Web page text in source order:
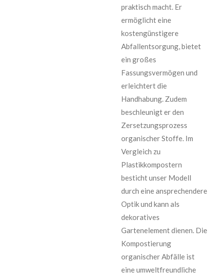
praktisch macht. Er
ermöglicht eine
kostengünstigere
Abfallentsorgung, bietet
ein großes
Fassungsvermögen und
erleichtert die
Handhabung. Zudem
beschleunigt er den
Zersetzungsprozess
organischer Stoffe. Im
Vergleich zu
Plastikkompostern
besticht unser Modell
durch eine ansprechendere
Optik und kann als
dekoratives
Gartenelement dienen. Die
Kompostierung
organischer Abfälle ist
eine umweltfreundliche